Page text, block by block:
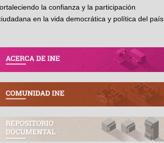
la confianza y la participación
en la vida democrática y política del país.